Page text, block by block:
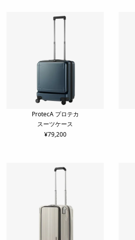
ProtecA プロテカ
スーツケース
¥79,200